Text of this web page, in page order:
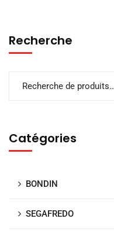
Recherche
Catégories
BONDIN
SEGAFREDO